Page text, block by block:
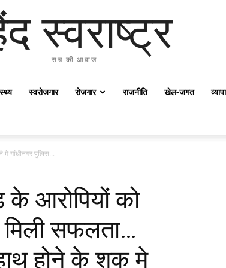
स्वराष्ट्र
सच की आवाज
स्वरोजगार रोजगार राजनीति खेल-जगत
मे गांधीनगर पुलिस...
के आरोपियों को
सफलता…
होने के शक मे